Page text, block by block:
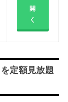
開
く
定額見放題